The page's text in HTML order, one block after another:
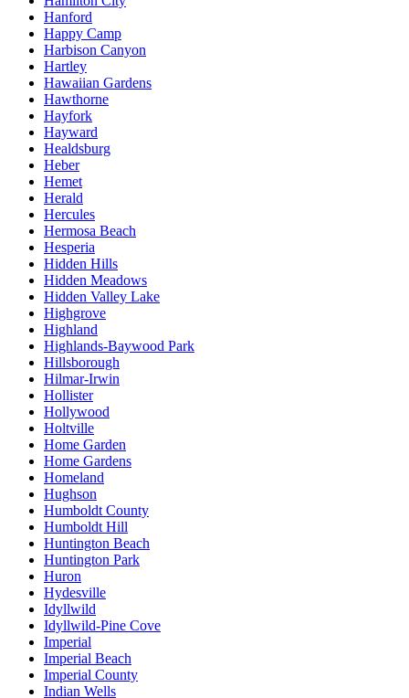
Hanford
Happy Camp
Harbison Canyon
Hartley
Hawaiian Gardens
Hawthorne
Hayfork
Hayward
Healdsburg
Heber
Hemet
Herald
Hercules
Hermosa Beach
Hesperia
Hidden Hills
Hidden Meadows
Hidden Valley Lake
Highgrove
Highland
Highlands-Baywood Park
Hillsborough
Hilmar-Irwin
Hollister
Hollywood
Holtville
Home Garden
Home Gardens
Homeland
Hughson
Humboldt County
Humboldt Hill
Huntington Beach
Huntington Park
Huron
Hydesville
Idyllwild
Idyllwild-Pine Cove
Imperial
Imperial Beach
Imperial County
Indian Wells